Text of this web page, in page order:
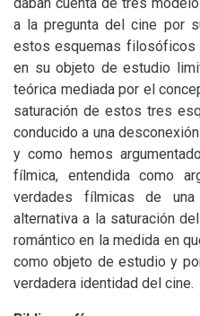
a la pregunta del cine por
estos esquemas filosóficos
en su objeto de estudio
teórica mediada por el
saturación de estos tres
conducido a una
y como hemos
fílmica, entendida como
verdades fílmicas de
alternativa a la saturación
romántico en la medida en
como objeto de estudio y
verdadera identidad del cine.